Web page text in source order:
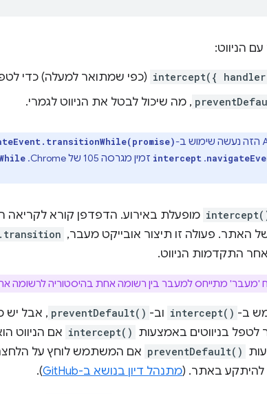
הניווט:
intercept({ (כפי שמתואר למעלה) כדי
, מה שיכול לבטל את הניווט לגמרי.
. ‫
intercept זמין מגרסה 105 של Chrome. ‫
מופעלת באירוע. הדפדפן קורא לקריאה
האתר. פעולה זו תיצור אובייקט מעבר,
התקדמות הניווט.
'מעבר' מתייחס למעבר בין רשומה אחת בהיסטוריה לרשומה
ב- intercept() וב- preventDefault() , אבל יש
בניווטים באמצעות intercept() אם הניווט
preventDefault() אם המשתמש לוחץ על
להיתקע באתר. (מתנהל דיון בנושא ב-GitHub ).